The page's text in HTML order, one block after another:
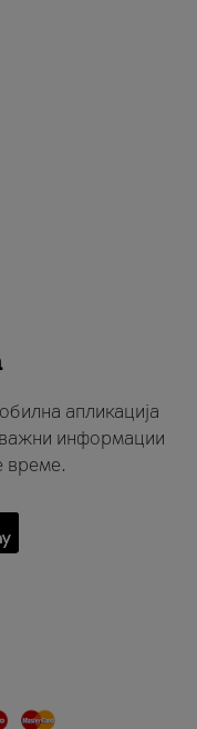
апликација
информации
време.